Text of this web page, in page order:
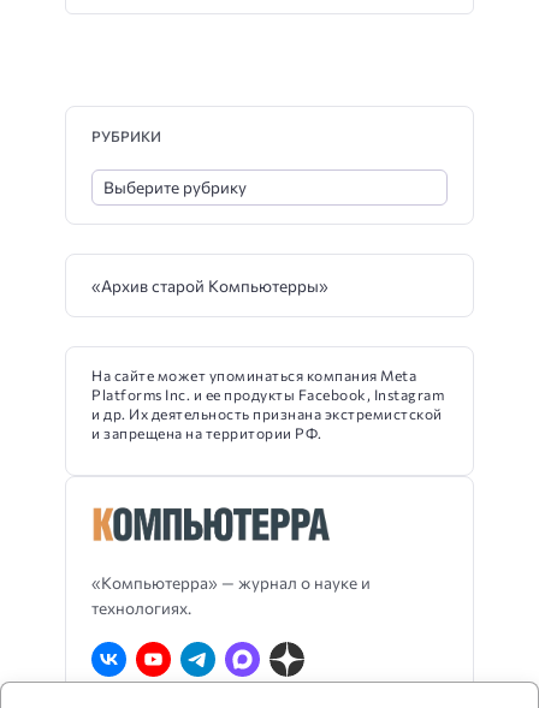
«Компьютерра» — журнал о науке и
технологиях.
РУБРИКИ
«Архив старой Компьютерры»
На сайте может упоминаться компания Meta
Platforms Inc. и ее продукты Facebook, Instagram
и др. Их деятельность признана экстремистской
и запрещена на территории РФ.